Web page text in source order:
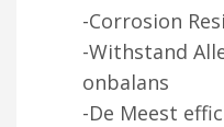
-Corrosion
-Withstand
onbalans
-De Meest